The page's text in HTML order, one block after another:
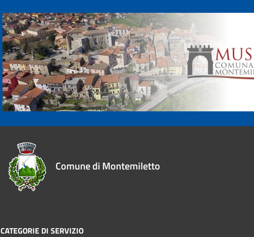
Comune di Montemiletto
CATEGORIE DI SERVIZIO